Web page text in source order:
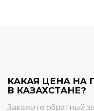
КАКАЯ ЦЕНА НА
В КАЗАХСТАНЕ?
Закажите обратный